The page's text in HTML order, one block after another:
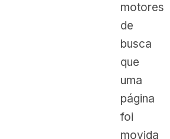
motores
de
busca
que
uma
página
foi
movida